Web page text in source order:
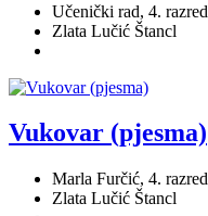
Učenički rad, 4. razred
Zlata Lučić Štancl
Vukovar (pjesma)
Marla Furčić, 4. razred
Zlata Lučić Štancl